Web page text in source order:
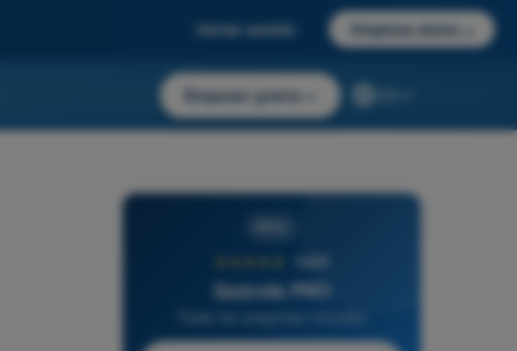
Iniciar sesión Empieza ahora
Empezar gratis
4,6/5
Quizvds PRO